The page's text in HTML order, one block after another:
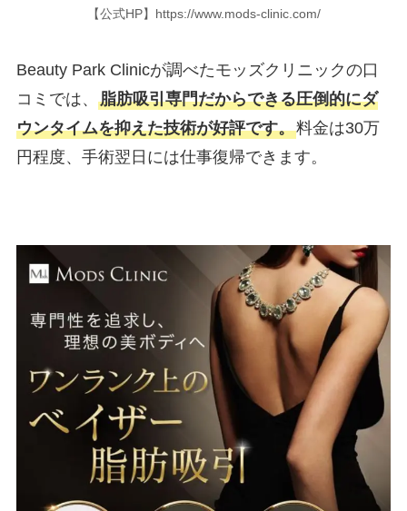
【公式HP】https://www.mods-clinic.com/
Beauty Park Clinicが調べたモッズクリニックの口
コミでは、 脂肪吸引専門だからできる圧倒的にダ
ウンタイムを抑えた技術が好評です。料金は30万
円程度、手術翌日には仕事復帰できます。